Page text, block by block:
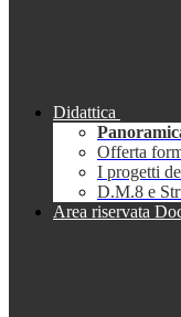
Didattica
Offerta
I progetti
D.M.8 e
Area riservata